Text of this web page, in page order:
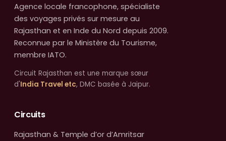
Agence locale francophone, spécialiste
des voyages privés sur mesure au
Rajasthan et en Inde du Nord depuis 2009.
Reconnue par le Ministère du Tourisme,
membre IATO.
Circuit Rajasthan est une marque sœur
d'India Travel etc, DMC basée à Jaipur.
Circuits
Rajasthan & Temple d’or d’Amritsar